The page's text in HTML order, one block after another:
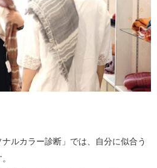
ルカラー診断」では、自分に似合う